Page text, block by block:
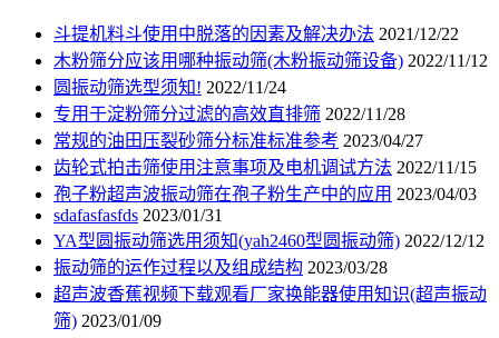
斗提机料斗使用中脱落的因素及解决办法 2021/12/22
木粉筛分应该用哪种振动筛(木粉振动筛设备) 2022/11/12
圆振动筛选型须知! 2022/11/24
专用于淀粉筛分过滤的高效直排筛 2022/11/28
常规的油田压裂砂筛分标准标准参考 2023/04/27
齿轮式拍击筛使用注意事项及电机调试方法 2022/11/15
孢子粉超声波振动筛在孢子粉生产中的应用 2023/04/03
sdafasfasfds 2023/01/31
YA型圆振动筛选用须知(yah2460型圆振动筛) 2022/12/12
振动筛的运作过程以及组成结构 2023/03/28
超声波香蕉视频下载观看厂家换能器使用知识(超声振动
筛) 2023/01/09